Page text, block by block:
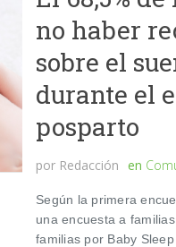
no haber
sobre el
durante el
posparto
por Redacción en
Según la primera
una encuesta a
familias por Baby